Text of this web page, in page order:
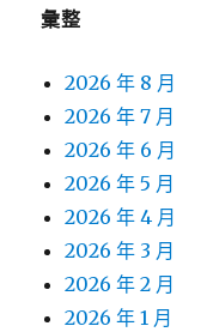
彙整
2026 年 8 月
2026 年 7 月
2026 年 6 月
2026 年 5 月
2026 年 4 月
2026 年 3 月
2026 年 2 月
2026 年 1 月